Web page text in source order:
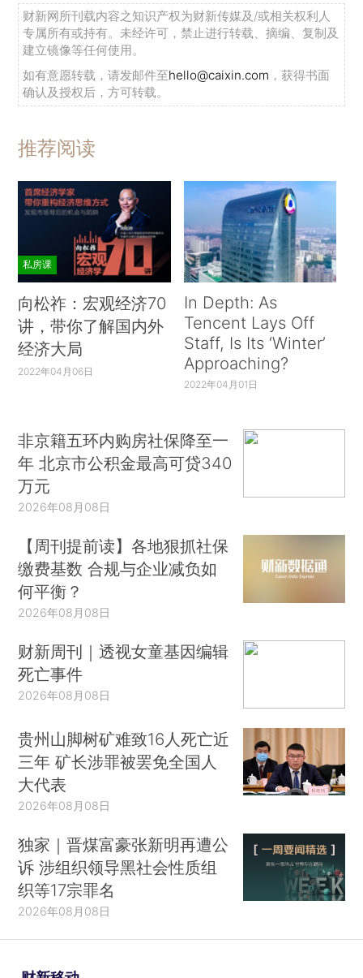
财新网所刊载内容之知识产权为财新传媒及/或相关权利人
专属所有或持有。未经许可，禁止进行转载、摘编、复制及
建立镜像等任何使用。
如有意愿转载，请发邮件至hello@caixin.com ，获得书面
确认及授权后，方可转载。
推荐阅读
私房课
向松祚：宏观经济70
讲，带你了解国内外
经济大局
2022年04月06日
In Depth: As
Tencent Lays Off
Staff, Is Its ‘Winter’
Approaching?
2022年04月01日
非京籍五环内购房社保降至一
年 北京市公积金最高可贷340
万元
2026年08月08日
【周刊提前读】各地狠抓社保
缴费基数 合规与企业减负如
何平衡？
2026年08月08日
财新周刊｜透视女童基因编辑
死亡事件
2026年08月08日
贵州山脚树矿难致16人死亡近
三年 矿长涉罪被罢免全国人
大代表
2026年08月08日
独家｜晋煤富豪张新明再遭公
诉 涉组织领导黑社会性质组
织等17宗罪名
2026年08月08日